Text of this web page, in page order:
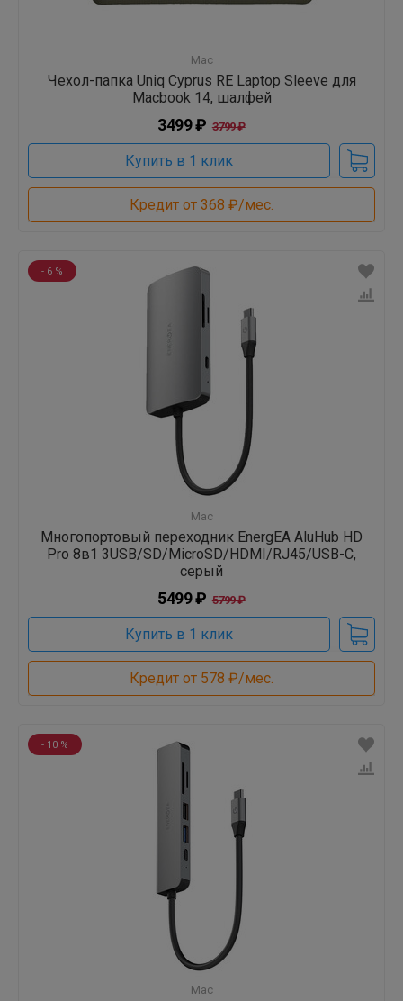
Mac
Чехол-папка Uniq Cyprus RE Laptop Sleeve для
Macbook 14, шалфей
3499 ₽ 3799 ₽
Купить в 1 клик
Кредит от 368 ₽/мес.
- 6 %
Mac
Многопортовый переходник EnergEA AluHub HD
Pro 8в1 3USB/SD/MicroSD/HDMI/RJ45/USB-C,
серый
5499 ₽ 5799 ₽
Купить в 1 клик
Кредит от 578 ₽/мес.
- 10 %
Mac